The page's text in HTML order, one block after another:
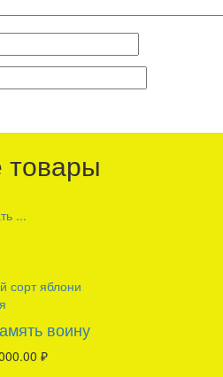
...
сорт яблони
воину
₽